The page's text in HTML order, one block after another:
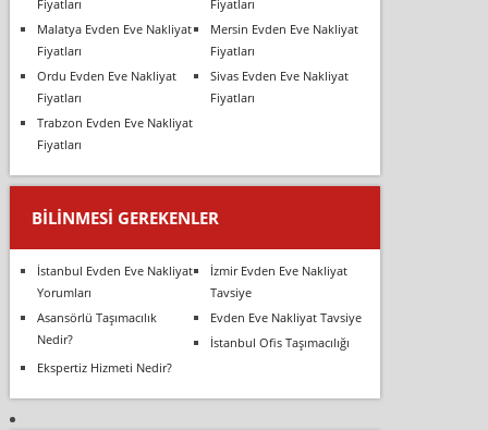
Fiyatları
Fiyatları
Malatya Evden Eve Nakliyat
Fiyatları
Mersin Evden Eve Nakliyat
Fiyatları
Ordu Evden Eve Nakliyat
Fiyatları
Sivas Evden Eve Nakliyat
Fiyatları
Trabzon Evden Eve Nakliyat
Fiyatları
BILINMESI GEREKENLER
İstanbul Evden Eve Nakliyat
Yorumları
İzmir Evden Eve Nakliyat
Tavsiye
Asansörlü Taşımacılık
Nedir?
Evden Eve Nakliyat Tavsiye
İstanbul Ofis Taşımacılığı
Ekspertiz Hizmeti Nedir?